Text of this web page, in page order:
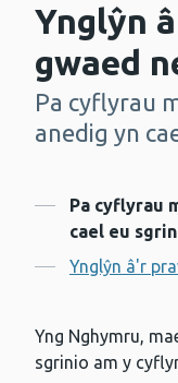
Ynglŷn
gwaed
-
Pa cyflyrau
anedig yn
Cynnwys
Pa cyflyrau
cael eu
Ynglŷn â'r
Yng Nghymru,
sgrinio am y